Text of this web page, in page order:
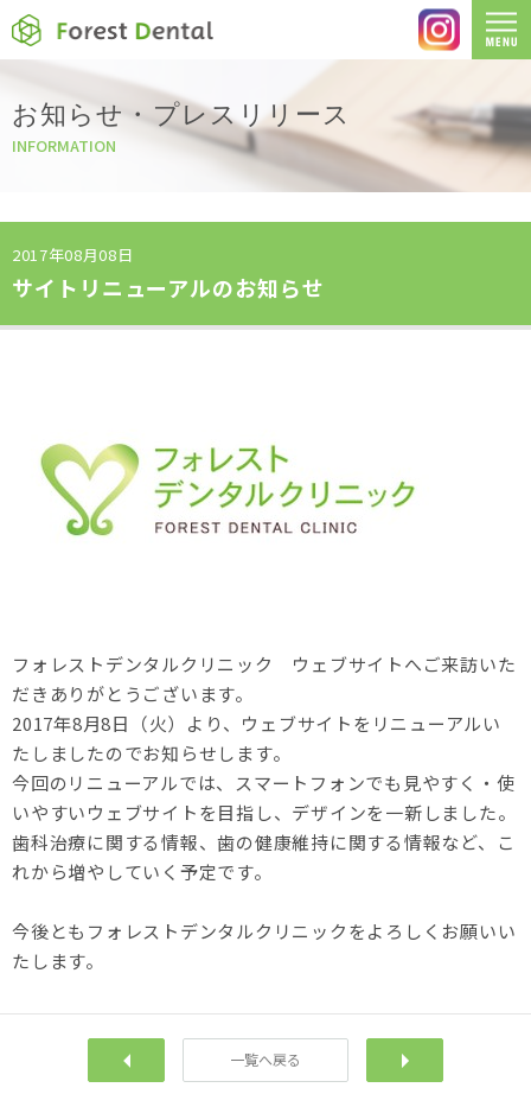
お知らせ・プレスリリース
INFORMATION
2017年08月08日
サイトリニューアルのお知らせ
フォレストデンタルクリニック ウェブサイトへご来訪いた
だきありがとうございます。
2017年8月8日（火）より、ウェブサイトをリニューアルい
たしましたのでお知らせします。
今回のリニューアルでは、スマートフォンでも見やすく・使
いやすいウェブサイトを目指し、デザインを一新しました。
歯科治療に関する情報、歯の健康維持に関する情報など、こ
れから増やしていく予定です。
今後ともフォレストデンタルクリニックをよろしくお願いい
たします。
前へ
一覧へ戻る